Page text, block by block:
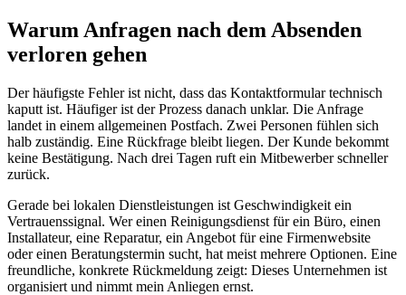
Warum Anfragen nach dem Absenden
verloren gehen
Der häufigste Fehler ist nicht, dass das Kontaktformular technisch
kaputt ist. Häufiger ist der Prozess danach unklar. Die Anfrage
landet in einem allgemeinen Postfach. Zwei Personen fühlen sich
halb zuständig. Eine Rückfrage bleibt liegen. Der Kunde bekommt
keine Bestätigung. Nach drei Tagen ruft ein Mitbewerber schneller
zurück.
Gerade bei lokalen Dienstleistungen ist Geschwindigkeit ein
Vertrauenssignal. Wer einen Reinigungsdienst für ein Büro, einen
Installateur, eine Reparatur, ein Angebot für eine Firmenwebsite
oder einen Beratungstermin sucht, hat meist mehrere Optionen. Eine
freundliche, konkrete Rückmeldung zeigt: Dieses Unternehmen ist
organisiert und nimmt mein Anliegen ernst.